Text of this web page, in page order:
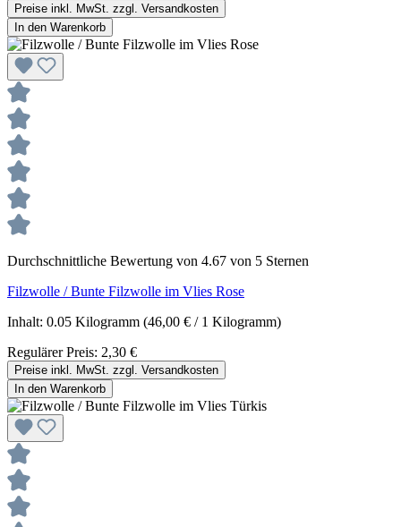
Preise inkl. MwSt. zzgl. Versandkosten
In den Warenkorb
Durchschnittliche Bewertung von 4.67 von 5 Sternen
Filzwolle / Bunte Filzwolle im Vlies Rose
Inhalt: 0.05 Kilogramm (46,00 € / 1 Kilogramm)
Regulärer Preis: 2,30 €
Preise inkl. MwSt. zzgl. Versandkosten
In den Warenkorb